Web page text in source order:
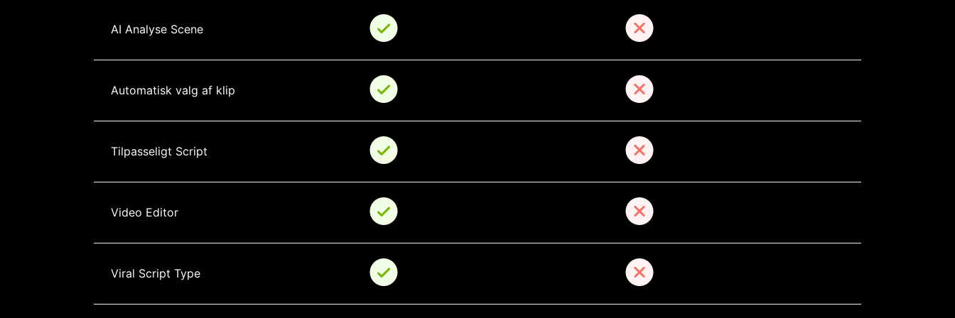
AI Analyse Scene
Automatisk valg af klip
Tilpasseligt Script
Video Editor
Viral Script Type